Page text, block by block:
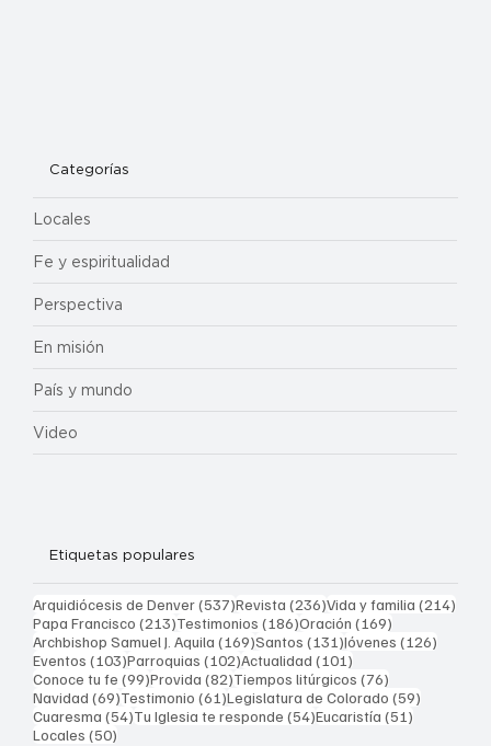
Categorías
Locales
Fe y espiritualidad
Perspectiva
En misión
País y mundo
Video
Etiquetas populares
Arquidiócesis de Denver(537)537 entradas
Revista (236)236 entradas
Vida y familia (214)
Papa Francisco (213)213 entradas
Testimonios (186)186 entradas
Oración (169)
Archbishop Samuel J. Aquila (169)169 entradas
Santos (131)131 entradas
Jóvenes (126)
Eventos (103)103 entradas
Parroquias (102)102 entradas
Actualidad (101)
Conoce tu fe (99)99 entradas
Provida (82)82 entradas
Tiempos litúrgicos (76)
Navidad (69)69 entradas
Testimonio (61)61 entradas
Legislatura de Colorado (59)
Cuaresma (54)54 entradas
Tu Iglesia te responde (54)54 entradas
Eucaristía (51)
Locales (50)